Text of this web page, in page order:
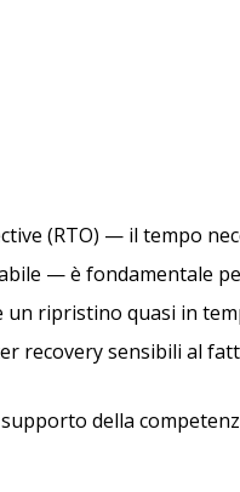
(RTO) — il tempo
— è fondamentale
ripristino quasi in
recovery sensibili al
della